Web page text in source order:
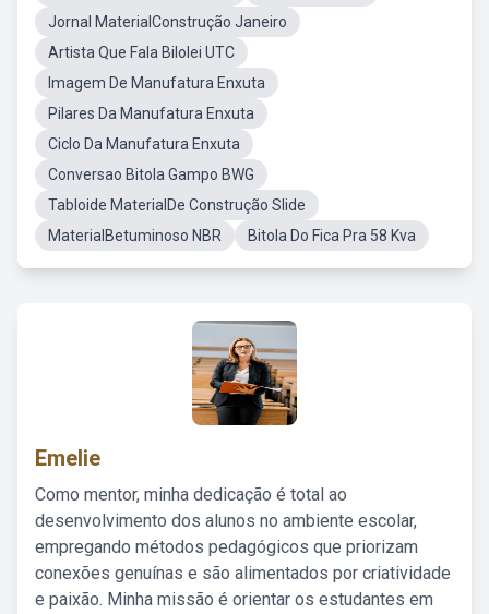
Jornal MaterialConstrução Janeiro
Artista Que Fala Bilolei UTC
Imagem De Manufatura Enxuta
Pilares Da Manufatura Enxuta
Ciclo Da Manufatura Enxuta
Conversao Bitola Gampo BWG
Tabloide MaterialDe Construção Slide
MaterialBetuminoso NBR
Bitola Do Fica Pra 58 Kva
Emelie
Como mentor, minha dedicação é total ao
desenvolvimento dos alunos no ambiente escolar,
empregando métodos pedagógicos que priorizam
conexões genuínas e são alimentados por criatividade
e paixão. Minha missão é orientar os estudantes em